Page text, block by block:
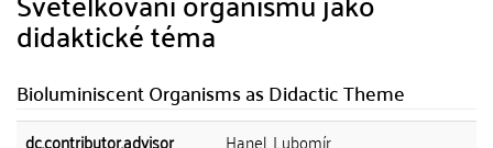
didaktické téma
Bioluminiscent Organisms as Didactic Theme
dc.contributor.advisor
Hanel, Lubomír